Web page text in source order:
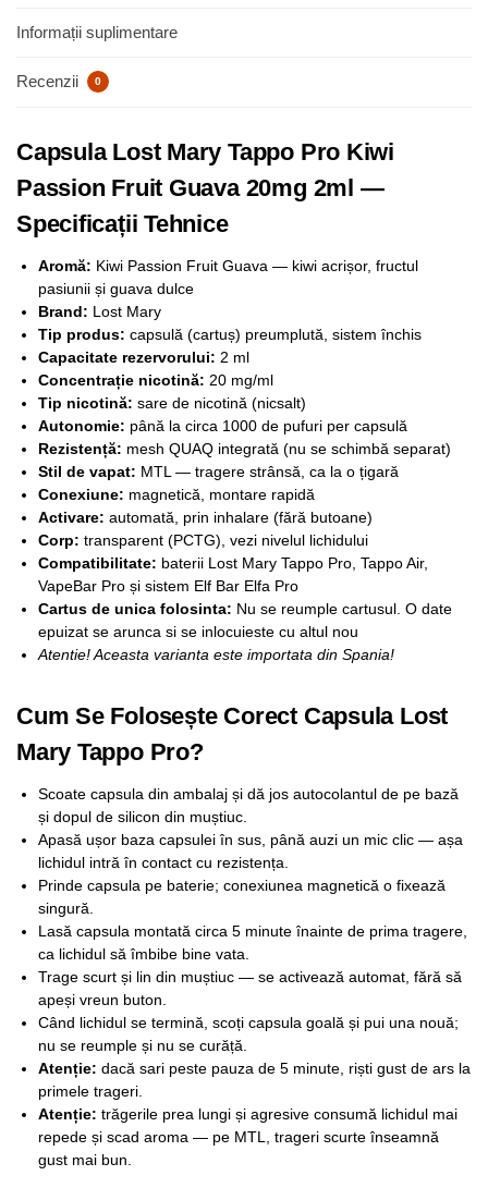
Informații suplimentare
Recenzii 0
Capsula Lost Mary Tappo Pro Kiwi
Passion Fruit Guava 20mg 2ml —
Specificații Tehnice
Aromă: Kiwi Passion Fruit Guava — kiwi acrișor, fructul
pasiunii și guava dulce
Brand: Lost Mary
Tip produs: capsulă (cartuș) preumplută, sistem închis
Capacitate rezervorului: 2 ml
Concentrație nicotină: 20 mg/ml
Tip nicotină: sare de nicotină (nicsalt)
Autonomie: până la circa 1000 de pufuri per capsulă
Rezistență: mesh QUAQ integrată (nu se schimbă separat)
Stil de vapat: MTL — tragere strânsă, ca la o țigară
Conexiune: magnetică, montare rapidă
Activare: automată, prin inhalare (fără butoane)
Corp: transparent (PCTG), vezi nivelul lichidului
Compatibilitate: baterii Lost Mary Tappo Pro, Tappo Air,
VapeBar Pro și sistem Elf Bar Elfa Pro
Cartus de unica folosinta: Nu se reumple cartusul. O date
epuizat se arunca si se inlocuieste cu altul nou
Atentie! Aceasta varianta este importata din Spania!
Cum Se Folosește Corect Capsula Lost
Mary Tappo Pro?
Scoate capsula din ambalaj și dă jos autocolantul de pe bază
și dopul de silicon din muștiuc.
Apasă ușor baza capsulei în sus, până auzi un mic clic — așa
lichidul intră în contact cu rezistența.
Prinde capsula pe baterie; conexiunea magnetică o fixează
singură.
Lasă capsula montată circa 5 minute înainte de prima tragere,
ca lichidul să îmbibe bine vata.
Trage scurt și lin din muștiuc — se activează automat, fără să
apeși vreun buton.
Când lichidul se termină, scoți capsula goală și pui una nouă;
nu se reumple și nu se curăță.
Atenție: dacă sari peste pauza de 5 minute, riști gust de ars la
primele trageri.
Atenție: trăgerile prea lungi și agresive consumă lichidul mai
repede și scad aroma — pe MTL, trageri scurte înseamnă
gust mai bun.